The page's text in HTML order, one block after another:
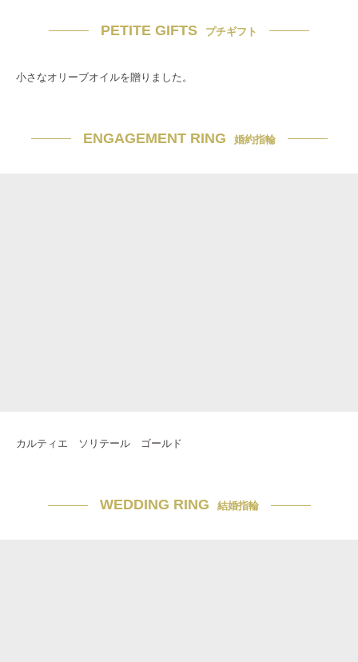
PETITE GIFTS プチギフト
小さなオリーブオイルを贈りました。
ENGAGEMENT RING 婚約指輪
カルティエ ソリテール ゴールド
WEDDING RING 結婚指輪